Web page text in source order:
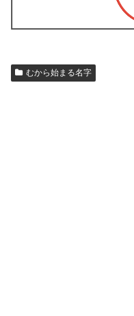
むから始まる名字